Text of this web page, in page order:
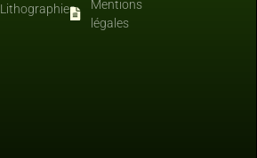
Lithographies
Mentions
légales